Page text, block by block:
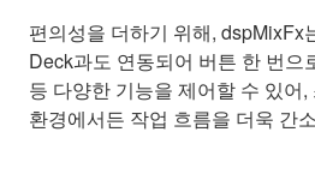
편의성을 더하기 위해, dspMixFx
Deck과도 연동되어 버튼 한 번으
등 다양한 기능을 제어할 수 있어
환경에서든 작업 흐름을 더욱 간